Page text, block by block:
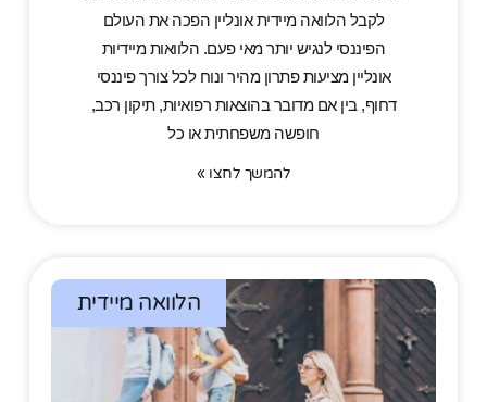
לקבל הלוואה מיידית אונליין הפכה את העולם
הפיננסי לנגיש יותר מאי פעם. הלוואות מיידיות
אונליין מציעות פתרון מהיר ונוח לכל צורך פיננסי
דחוף, בין אם מדובר בהוצאות רפואיות, תיקון רכב,
חופשה משפחתית או כל
להמשך לחצו »
הלוואה מיידית